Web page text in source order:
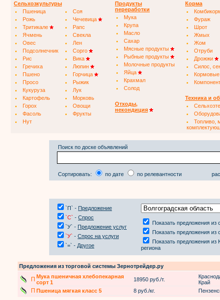
Сельхозкультуры
Пшеница
Соя
Рожь
Чечевица
Тритикале
Рапс
Ячмень
Свекла
Овес
Лен
Подсолнечник
Сорго
Рис
Вика
Гречиха
Люпин
Пшено
Горчица
Просо
Рыжик
Кукуруза
Лук
Картофель
Морковь
Горох
Овощи
Фасоль
Фрукты
Нут
Продукты
переработки
Мука
Крупа
Масло
Сахар
Мясные продукты
Рыбные продукты
Молочные продукты
Яйца
Крахмал
Солод
Отходы,
некондиция
Корма
Фураж
Шрот
Жмых
Жом
Отруби
Дрожжи
Силос,
Техника и
Топливо,
Поиск по доске объявлений
Сортировать: по дате по релевантности
`П` - Предложение
`С` - Спрос
`У` - Предложение услуг
`У` - Спрос на услуги
`=` - Другое
Показать предложения из
Показать предложения из
Показать предложения
региона
Предложения из торговой системы Зернотрейдер.ру
П Мука пшеничная хлебопекарная
сорт 1
18950 руб./т.
Край
П Пшеница мягкая класс 5 8 руб./кг.